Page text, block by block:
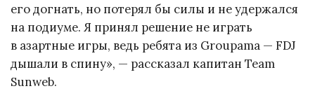
его догнать, но потерял бы силы и не удержался
на подиуме. Я принял решение не играть
в азартные игры, ведь ребята из Groupama — FDJ
дышали в спину», — рассказал капитан Team
Sunweb.